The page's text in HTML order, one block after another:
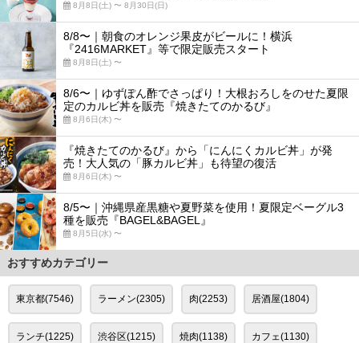
8月8日(土) 〜 8月30日(日)
8/8〜｜朝食のオレンジ果皮がビールに！横浜
『2416MARKET』等で限定販売スタート
8月8日(土) 〜
8/6〜｜ゆずぽん酢でさっぱり！大根おろしをのせた夏限
定のカルビ丼を販売『焼きたてのかるび』
8月6日(木) 〜
『焼きたてのかるび』から「にんにくカルビ丼」が発
売！大人気の「豚カルビ丼」も待望の復活
8月6日(木) 〜
8/5〜｜沖縄県産黒糖や夏野菜を使用！夏限定ベーグル3
種を販売『BAGEL&BAGEL』
8月5日(水) 〜
おすすめカテゴリー
東京都(7546) ラーメン(2305) 肉(2253) 居酒屋(1804)
ランチ(1225) 渋谷区(1215) 焼肉(1138) カフェ(1130)